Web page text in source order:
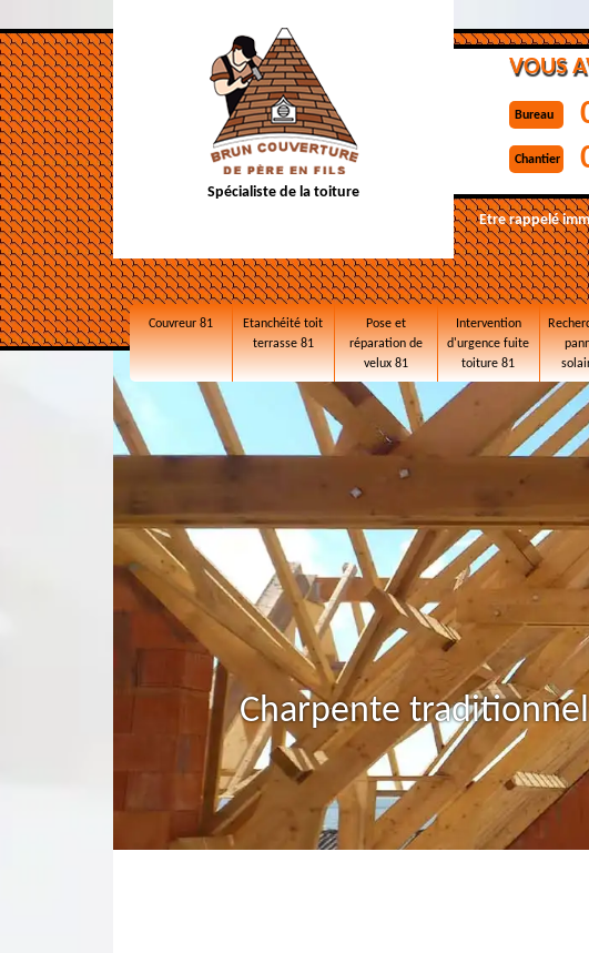
Spécialiste de la toiture
VOUS
Bureau
Chantier
Etre rappelé
Couvreur 81
Etanchéité toit
terrasse 81
Pose et
réparation de
velux 81
Intervention
d'urgence fuite
toiture 81
Charpente